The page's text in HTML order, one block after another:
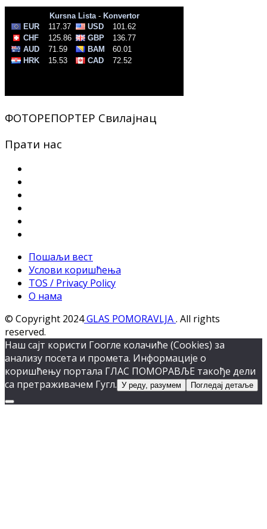
ФОТОРЕПОРТЕР Свилајнац
Прати нас
Пошаљи вест
Услови коришћења
TOS / Privacy Policy
О нама
© Copyright 2024GLAS POMORAVLJA. All rights
reserved.
Наш сајт користи Гоогле колачиће (Cookies) за
анализу посета и промета. Информације о
коришћењу портала ГЛАС ПОМОРАВЉЕ такође дели
са претраживачем Гугл. У реду, разумем Погледај детаље